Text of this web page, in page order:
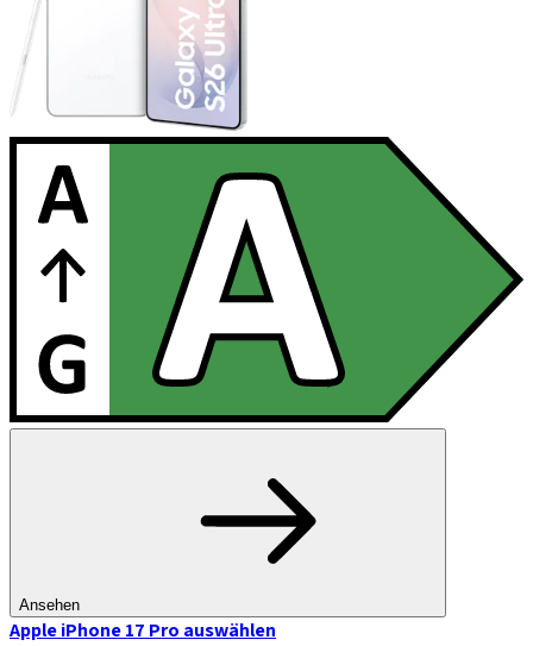
Ansehen
Apple iPhone 17 Pro auswählen